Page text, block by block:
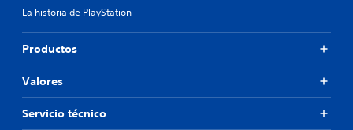
La historia de PlayStation
Productos
Valores
Servicio técnico